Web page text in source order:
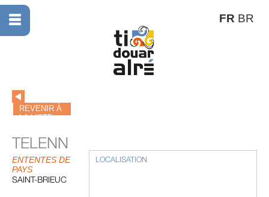
FR BR
LOCALISATION
REVENIR À
LA LISTE
TELENN
ENTENTES DE
PAYS
SAINT-BRIEUC